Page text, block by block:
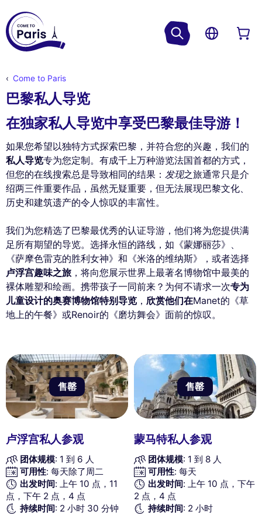
Come to Paris
巴黎私人导览
在独家私人导览中享受巴黎最佳导游！
如果您希望以独特方式探索巴黎，并符合您的兴趣，我们的
私人导览专为您定制。有成千上万种游览法国首都的方式，
但您的在线搜索总是导致相同的结果： 发现之旅通常只是介
绍两三件重要作品，虽然无疑重要，但无法展现巴黎文化、
历史和建筑遗产的令人惊叹的丰富性。
我们为您精选了巴黎最优秀的认证导游，他们将为您提供满
足所有期望的导览。选择永恒的路线，如《蒙娜丽莎》、
《萨摩色雷克的胜利女神》和《米洛的维纳斯》，或者选择
卢浮宫趣味之旅 ，将向您展示世界上最著名博物馆中最美的
裸体雕塑和绘画。携带孩子一同前来？为何不请求一次专为
儿童设计的奥赛博物馆特别导览 ， 欣赏他们在Manet的《草
地上的午餐》或Renoir的《磨坊舞会》面前的惊叹。
售罄
卢浮宫私人参观
团体规模: 1 到 6 人
可用性: 每天除了周二
出发时间: 上午 10 点，11
点，下午 2 点，4 点
持续时间: 2 小时 30 分钟
售罄
蒙马特私人参观
团体规模: 1 到 8 人
可用性: 每天
出发时间: 上午 10 点，下午
2 点，4 点
持续时间: 2 小时